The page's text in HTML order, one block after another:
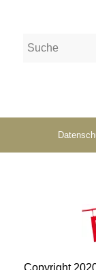
Copyright